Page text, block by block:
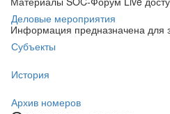
Деловые мероприятия
Субъекты
История
Архив номеров
Информация предназначена для